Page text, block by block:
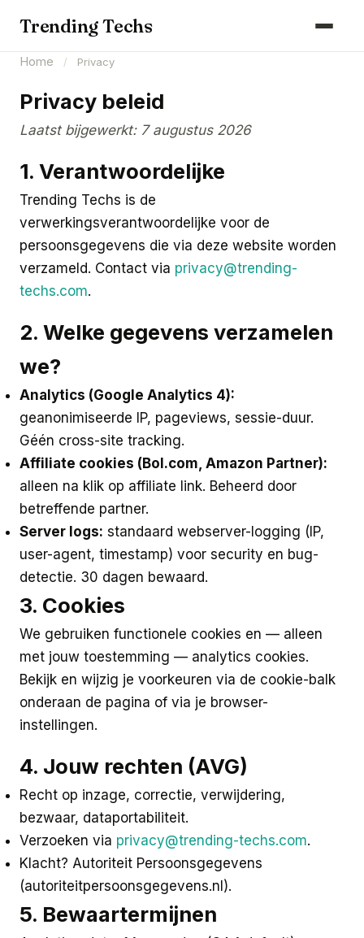
Trending Techs
Schoonmaak
Maak kennis met ons team
Home / Privacy
Privacy beleid
Laatst bijgewerkt: 7 augustus 2026
1. Verantwoordelijke
Trending Techs is de
verwerkingsverantwoordelijke voor de
persoonsgegevens die via deze website worden
verzameld. Contact via privacy@trending-
techs.com.
2. Welke gegevens verzamelen
we?
Analytics (Google Analytics 4):
geanonimiseerde IP, pageviews, sessie-duur.
Géén cross-site tracking.
Affiliate cookies (Bol.com, Amazon Partner):
alleen na klik op affiliate link. Beheerd door
betreffende partner.
Server logs: standaard webserver-logging (IP,
user-agent, timestamp) voor security en bug-
detectie. 30 dagen bewaard.
3. Cookies
We gebruiken functionele cookies en — alleen
met jouw toestemming — analytics cookies.
Bekijk en wijzig je voorkeuren via de cookie-balk
onderaan de pagina of via je browser-
instellingen.
4. Jouw rechten (AVG)
Recht op inzage, correctie, verwijdering,
bezwaar, dataportabiliteit.
Verzoeken via privacy@trending-techs.com.
Klacht? Autoriteit Persoonsgegevens
(autoriteitpersoonsgegevens.nl).
5. Bewaartermijnen